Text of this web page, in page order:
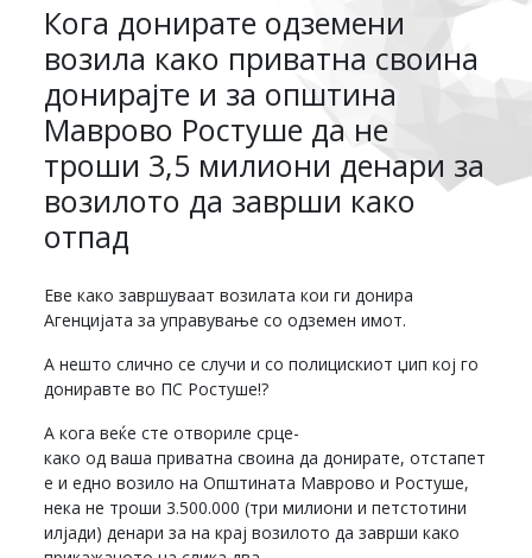
Кога донирате одземени
возила како приватна своина
донирајте и за општина
Маврово Ростуше да не
троши 3,5 милиони денари за
возилото да заврши како
отпад
Еве како завршуваат возилата кои ги донира
Агенцијата за управување со одземен имот.
А нешто слично се случи и со полицискиот џип кој го
дониравте во ПС Ростуше!?
А кога веќе сте отвориле срце-
како од ваша приватна своина да донирате, отстапет
е и едно возило на Општината Маврово и Ростуше,
нека не троши 3.500.000 (три милиони и петстотини
илјади) денари за на крај возилото да заврши како